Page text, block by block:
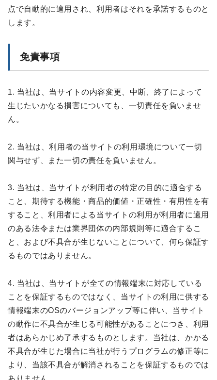
点で自動的に適用され、利用者はそれを承諾するものと
します。
免責事項
1. 当社は、当サイトの内容変更、中断、終了によって
生じたいかなる損害についても、一切責任を負いませ
ん。
2. 当社は、利用者の当サイトの利用環境について一切
関与せず、また一切の責任を負いません。
3. 当社は、当サイトが利用者の特定の目的に適合する
こと、期待する機能・商品的価値・正確性・有用性を有
すること、利用者による当サイトの利用が利用者に適用
のある法令または業界団体の内部規則等に適合するこ
と、および不具合が生じないことについて、何ら保証す
るものではありません。
4. 当社は、当サイトが全ての情報端末に対応している
ことを保証するものではなく、当サイトの利用に供する
情報端末のOSのバージョンアップ等に伴い、当サイト
の動作に不具合が生じる可能性があることにつき、利用
者はあらかじめ了承するものとします。当社は、かかる
不具合が生じた場合に当社が行うプログラムの修正等に
より、当該不具合が解消されることを保証するものでは